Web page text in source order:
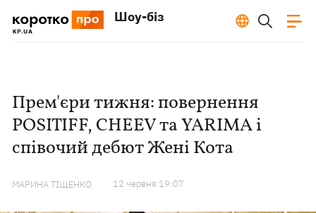
Шоу-біз
Прем'єри тижня: повернення
POSITIFF, CHEEV та YARIMA і
співочий дебют Жені Кота
МАРИНА ТІЩЕНКО 12 червня 19:07